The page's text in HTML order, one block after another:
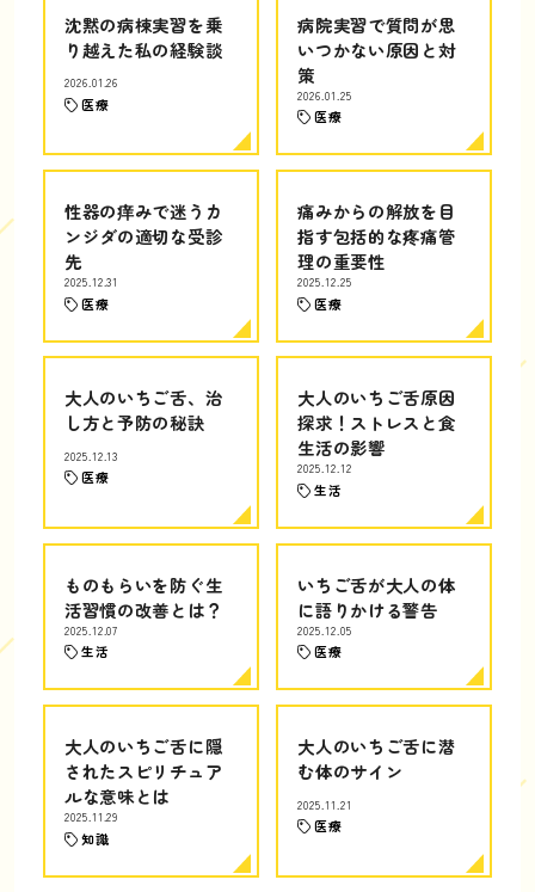
沈黙の病棟実習を乗
り越えた私の経験談
2026.01.26
医療
病院実習で質問が思
いつかない原因と対
策
2026.01.25
医療
性器の痒みで迷うカ
ンジダの適切な受診
先
2025.12.31
医療
痛みからの解放を目
指す包括的な疼痛管
理の重要性
2025.12.25
医療
大人のいちご舌、治
し方と予防の秘訣
2025.12.13
医療
大人のいちご舌原因
探求！ストレスと食
生活の影響
2025.12.12
生活
ものもらいを防ぐ生
活習慣の改善とは？
2025.12.07
生活
いちご舌が大人の体
に語りかける警告
2025.12.05
医療
大人のいちご舌に隠
されたスピリチュア
ルな意味とは
2025.11.29
知識
大人のいちご舌に潜
む体のサイン
2025.11.21
医療